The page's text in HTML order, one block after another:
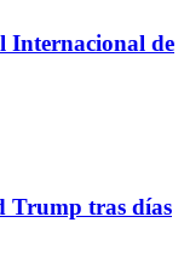
Internacional de
Trump tras días